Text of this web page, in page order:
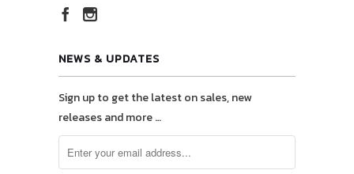
NEWS & UPDATES
Sign up to get the latest on sales, new
releases and more …